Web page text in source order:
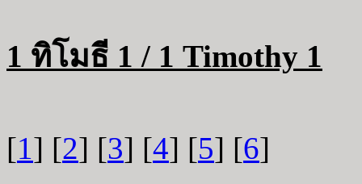
1 ทิโมธี 1 / 1 Timothy 1
[1] [2] [3] [4] [5] [6]